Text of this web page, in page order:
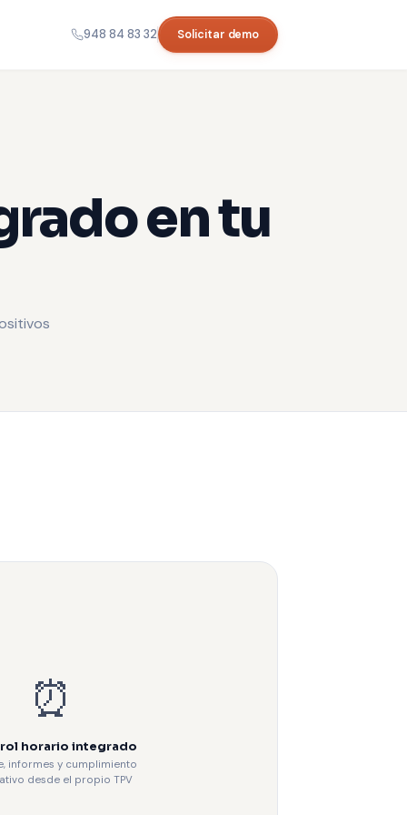
948 84 83 32 Solicitar demo
en tu
⏰
horario integrado
informes y cumplimiento
desde el propio TPV